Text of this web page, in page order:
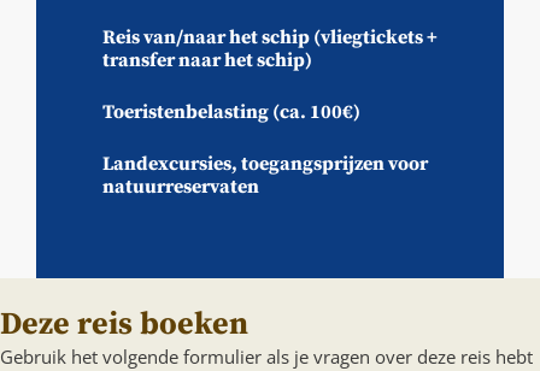
Reis van/naar het schip (vliegtickets +
transfer naar het schip)
Toeristenbelasting (ca. 100€)
Landexcursies, toegangsprijzen voor
natuurreservaten
Deze reis boeken
Gebruik het volgende formulier als je vragen over deze reis hebt